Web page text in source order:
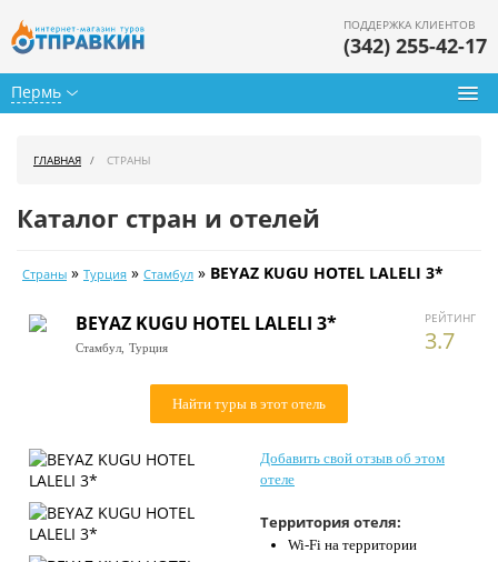
Пермь
ПОДДЕРЖКА КЛИЕНТОВ
(342) 255-42-17
Календарь туров
Цены дня
О нас
Контакты
ГЛАВНАЯ СТРАНЫ
Каталог стран и отелей
Страны » Турция » Стамбул » BEYAZ KUGU HOTEL LALELI 3*
РЕЙТИНГ
3.7
BEYAZ KUGU HOTEL LALELI 3*
Стамбул, Турция
Найти туры в этот отель
Добавить свой отзыв об этом
отеле
Территория отеля:
Wi-Fi на территории